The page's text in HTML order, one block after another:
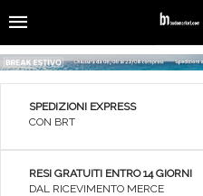
SPEDIZIONI EXPRESS
CON BRT
RESI GRATUITI ENTRO 14 GIORNI
DAL RICEVIMENTO MERCE